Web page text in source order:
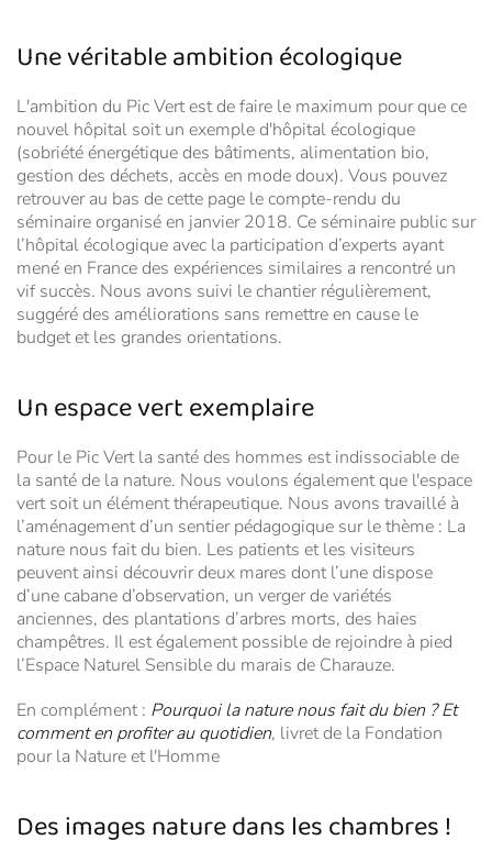
Une véritable ambition écologique
L'ambition du Pic Vert est de faire le maximum pour que ce
nouvel hôpital soit un exemple d'hôpital écologique
(sobriété énergétique des bâtiments, alimentation bio,
gestion des déchets, accès en mode doux). Vous pouvez
retrouver au bas de cette page le compte-rendu du
séminaire organisé en janvier 2018. Ce séminaire public sur
l’hôpital écologique avec la participation d’experts ayant
mené en France des expériences similaires a rencontré un
vif succès. Nous avons suivi le chantier régulièrement,
suggéré des améliorations sans remettre en cause le
budget et les grandes orientations.
Un espace vert exemplaire
Pour le Pic Vert la santé des hommes est indissociable de
la santé de la nature. Nous voulons également que l'espace
vert soit un élément thérapeutique. Nous avons travaillé à
l’aménagement d’un sentier pédagogique sur le thème : La
nature nous fait du bien. Les patients et les visiteurs
peuvent ainsi découvrir deux mares dont l’une dispose
d’une cabane d’observation, un verger de variétés
anciennes, des plantations d’arbres morts, des haies
champêtres. Il est également possible de rejoindre à pied
l’Espace Naturel Sensible du marais de Charauze.
En complément : Pourquoi la nature nous fait du bien ? Et
comment en profiter au quotidien, livret de la Fondation
pour la Nature et l'Homme
Des images nature dans les chambres !